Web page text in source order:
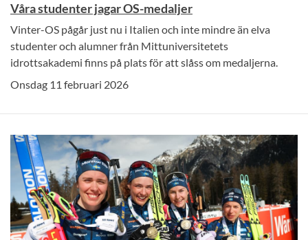
Våra studenter jagar OS-medaljer
Vinter-OS pågår just nu i Italien och inte mindre än elva
studenter och alumner från Mittuniversitetets
idrottsakademi finns på plats för att slåss om medaljerna.
Onsdag 11 februari 2026